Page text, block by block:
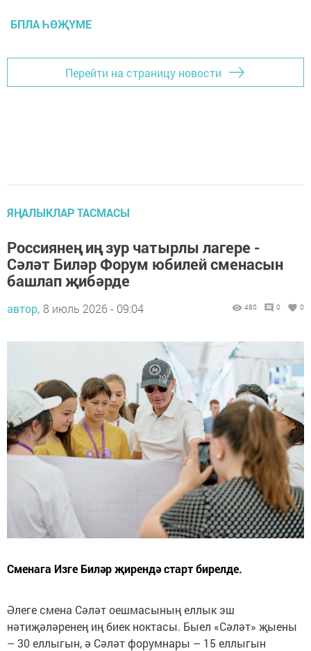
БПЛА ҺӨҖҮМЕ
Перейти на страницу новости
ЯҢАЛЫКЛАР ТАСМАСЫ
Россиянең иң зур чатырлы лагере -
Сәләт Биләр Форум юбилей сменасын
башлап җибәрде
автор, 8 июль 2026 - 09:04 480 0 0
Сменага Изге Биләр җирендә старт бирелде.
Әлеге смена Сәләт оешмасының еллык эш
нәтиҗәләренең иң биек ноктасы. Быел «Сәләт» җыены
– 30 еллыгын, ә Сәләт форумнары – 15 еллыгын